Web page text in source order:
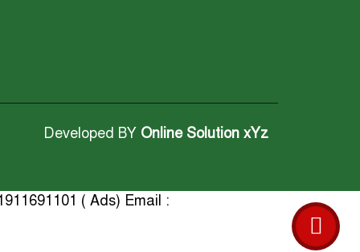
Developed BY Online Solution xYz
( Ads) Email :